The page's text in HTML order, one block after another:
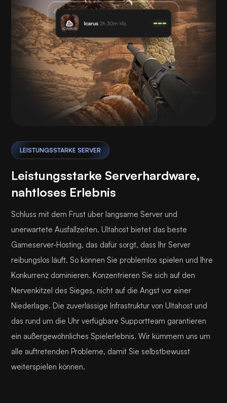
LEISTUNGSSTARKE SERVER
Leistungsstarke Serverhardware,
nahtloses Erlebnis
Schluss mit dem Frust über langsame Server und
unerwartete Ausfallzeiten. Ultahost bietet das beste
Gameserver-Hosting, das dafür sorgt, dass Ihr Server
reibungslos läuft. So können Sie problemlos spielen und Ihre
Konkurrenz dominieren. Konzentrieren Sie sich auf den
Nervenkitzel des Sieges, nicht auf die Angst vor einer
Niederlage. Die zuverlässige Infrastruktur von Ultahost und
das rund um die Uhr verfügbare Supportteam garantieren
ein außergewöhnliches Spielerlebnis. Wir kümmern uns um
alle auftretenden Probleme, damit Sie selbstbewusst
weiterspielen können.